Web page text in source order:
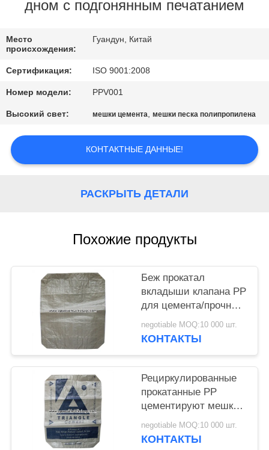
КОНТРОЛЬ
КОНТАКТНЫЕ
ОТПРАВИТЬ
ЗАПРОС
PRIVACY
дном с подгонянным печатанием
Место
происхождения:
Гуандун, Китай
Сертификация: ISO 9001:2008
Номер модели: PPV001
Высокий свет: мешки цемента,мешки песка полипропилена
КОНТАКТНЫЕ ДАННЫЕ!
РАСКРЫТЬ ДЕТАЛИ
Похожие продукты
Беж прокатал
вкладыши клапана PP
для цемента/прочных
облегченных
сплетенных мешков
negotiable MOQ:10 000 шт.
КОНТАКТЫ
Рециркулированные
прокатанные PP
цементируют мешки
упаковки/50kgs
напечатанные
negotiable MOQ:10 000 шт.
КОНТАКТЫ